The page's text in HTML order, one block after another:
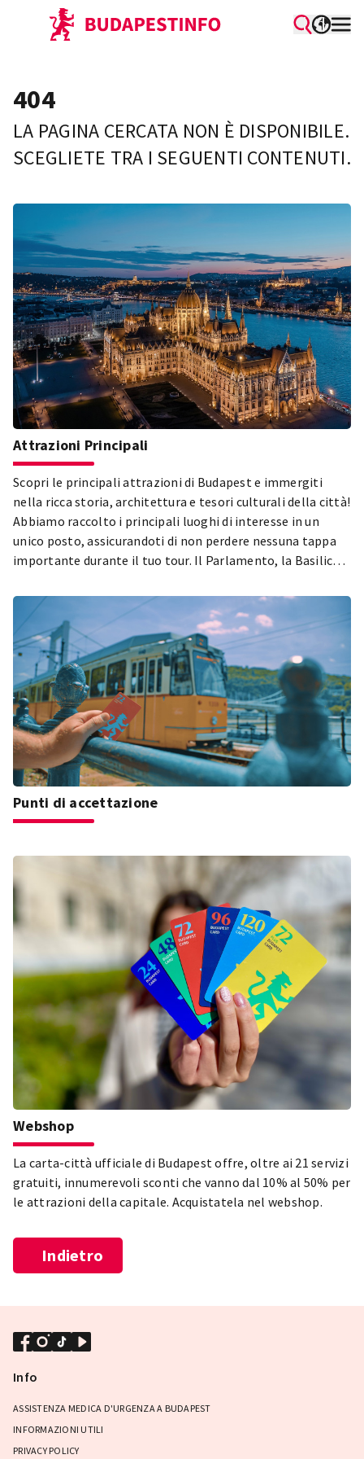
404
LA PAGINA CERCATA NON È DISPONIBILE.
SCEGLIETE TRA I SEGUENTI CONTENUTI.
Attrazioni Principali
Scopri le principali attrazioni di Budapest e immergiti
nella ricca storia, architettura e tesori culturali della città!
Abbiamo raccolto i principali luoghi di interesse in un
unico posto, assicurandoti di non perdere nessuna tappa
importante durante il tuo tour. Il Parlamento, la Basilica
della Città e il Quartiere Ebraico di Pest – solo alcune delle
tappe imperdibili durante la tua visita a Budapest! Esplora
le attrazioni più belle e popolari della città e lasciati
affascinare dalla diversità della capitale ungherese!
Punti di accettazione
Webshop
La carta-città ufficiale di Budapest offre, oltre ai 21 servizi
gratuiti, innumerevoli sconti che vanno dal 10% al 50% per
le attrazioni della capitale. Acquistatela nel webshop.
Indietro
Info
ASSISTENZA MEDICA D'URGENZA A BUDAPEST
INFORMAZIONI UTILI
PRIVACY POLICY